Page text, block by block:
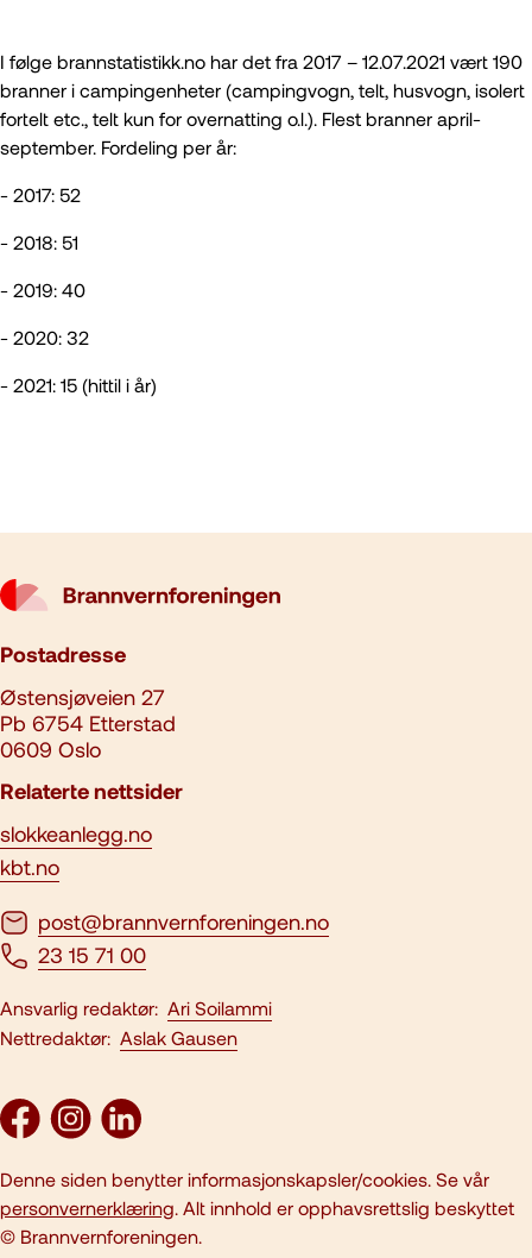
I følge brannstatistikk.no har det fra 2017 – 12.07.2021 vært 190
branner i campingenheter (campingvogn, telt, husvogn, isolert
fortelt etc., telt kun for overnatting o.l.). Flest branner april-
september. Fordeling per år:
- 2017: 52
- 2018: 51
- 2019: 40
- 2020: 32
- 2021: 15 (hittil i år)
Postadresse
Østensjøveien 27
Pb 6754 Etterstad
0609 Oslo
Relaterte nettsider
slokkeanlegg.no
kbt.no
post@brannvernforeningen.no
23 15 71 00
Ansvarlig redaktør: Ari Soilammi
Nettredaktør: Aslak Gausen
Denne siden benytter informasjonskapsler/cookies. Se vår
personvernerklæring. Alt innhold er opphavsrettslig beskyttet
© Brannvernforeningen.